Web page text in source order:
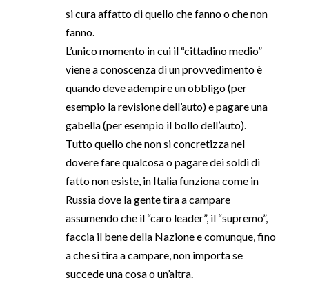
si cura affatto di quello che fanno o che non
fanno.
L’unico momento in cui il “cittadino medio”
viene a conoscenza di un provvedimento è
quando deve adempire un obbligo (per
esempio la revisione dell’auto) e pagare una
gabella (per esempio il bollo dell’auto).
Tutto quello che non si concretizza nel
dovere fare qualcosa o pagare dei soldi di
fatto non esiste, in Italia funziona come in
Russia dove la gente tira a campare
assumendo che il “caro leader”, il “supremo”,
faccia il bene della Nazione e comunque, fino
a che si tira a campare, non importa se
succede una cosa o un’altra.